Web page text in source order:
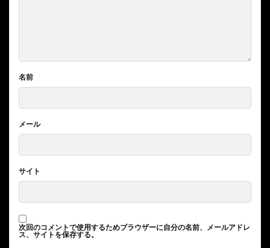
名前
メール
サイト
次回のコメントで使用するためブラウザーに自分の名前、メールアドレ
ス、サイトを保存する。